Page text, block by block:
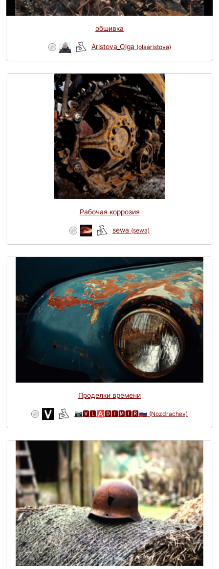
обшивка
Aristova_Olga (olaaristova)
Рабочая коррозия
sewa (sewa)
Проделки времени
📷🆅🅻🅰🅳🅸🅼🅸🆁🇷🇺 (Nozdrachev)